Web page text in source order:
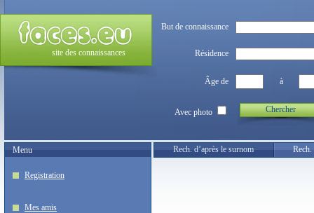
site des connaissances
But de connaissance
Résidence
Âge de à
Avec photo Chercher
Menu
Registration
Mes amis
Rech. d’après le surnom Rech.